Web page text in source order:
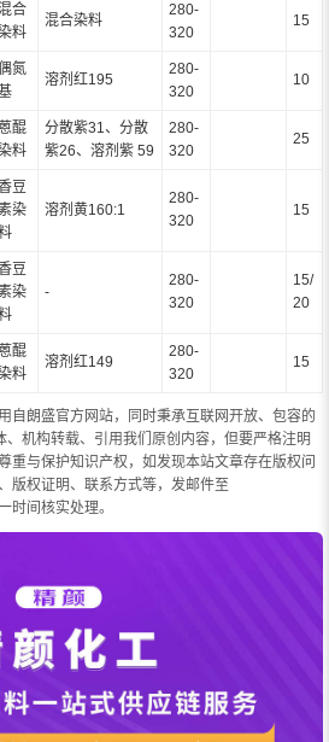
合
料
混合染料
280-
320
15
氮
溶剂红195
280-
320
10
醌
料
分散紫31、分散
紫26、溶剂紫 59
280-
320
25
豆
染
溶剂黄160:1
280-
320
15
豆
染
-
280-
320
15/
20
醌
料
溶剂红149
280-
320
15
自朗盛官方网站，同时秉承互联网开放、包容的
机构转载、引用我们原创内容，但要严格注明
重与保护知识产权，如发现本站文章存在版权问
版权证明、联系方式等，发邮件至
时间核实处理。